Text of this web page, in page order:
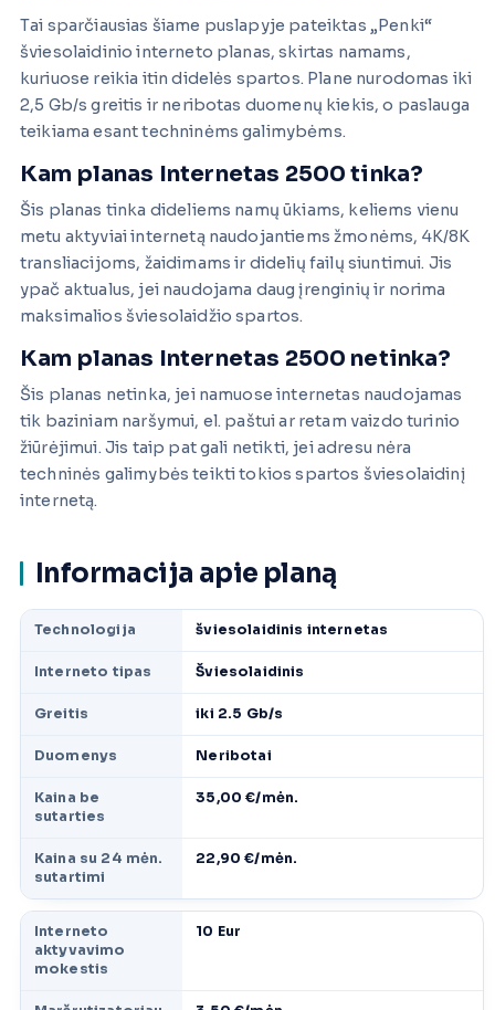
Tai sparčiausias šiame puslapyje pateiktas „Penki“
šviesolaidinio interneto planas, skirtas namams,
kuriuose reikia itin didelės spartos. Plane nurodomas iki
2,5 Gb/s greitis ir neribotas duomenų kiekis, o paslauga
teikiama esant techninėms galimybėms.
Kam planas Internetas 2500 tinka?
Šis planas tinka dideliems namų ūkiams, keliems vienu
metu aktyviai internetą naudojantiems žmonėms, 4K/8K
transliacijoms, žaidimams ir didelių failų siuntimui. Jis
ypač aktualus, jei naudojama daug įrenginių ir norima
maksimalios šviesolaidžio spartos.
Kam planas Internetas 2500 netinka?
Šis planas netinka, jei namuose internetas naudojamas
tik baziniam naršymui, el. paštui ar retam vaizdo turinio
žiūrėjimui. Jis taip pat gali netikti, jei adresu nėra
techninės galimybės teikti tokios spartos šviesolaidinį
internetą.
Informacija apie planą
Technologija šviesolaidinis internetas
Interneto tipas Šviesolaidinis
Greitis iki 2.5 Gb/s
Duomenys Neribotai
Kaina be
sutarties
35,00 €/mėn.
Kaina su 24 mėn.
sutartimi
22,90 €/mėn.
Interneto
aktyvavimo
mokestis
10 Eur